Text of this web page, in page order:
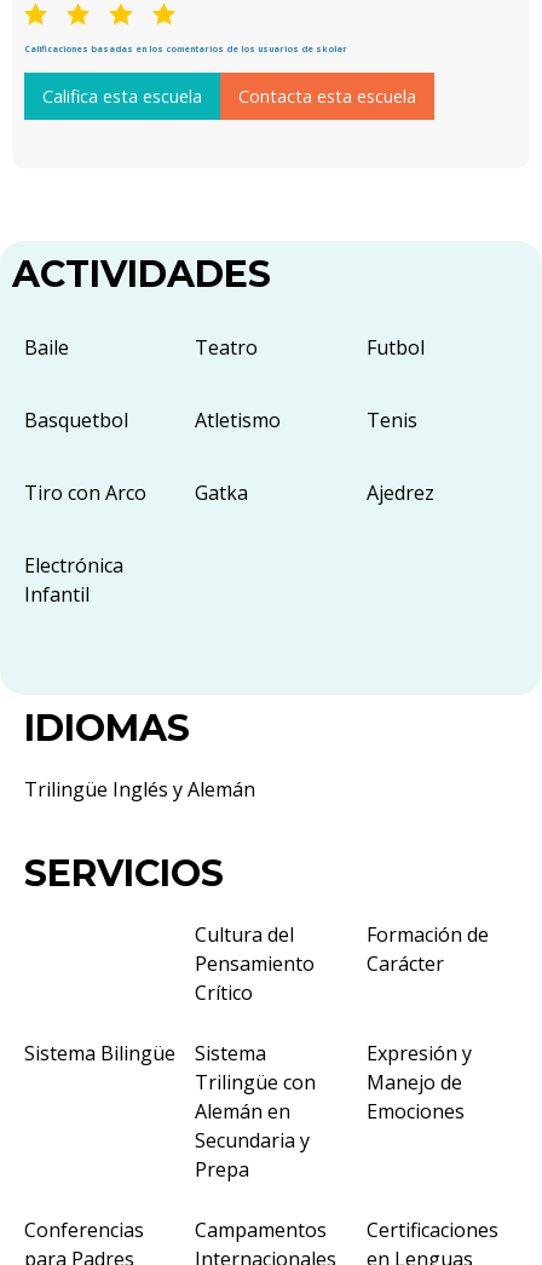
Calificaciones basadas en los comentarios de los usuarios de skolar
Califica esta escuela Contacta esta escuela
ACTIVIDADES
Baile Teatro Futbol
Basquetbol Atletismo Tenis
Tiro con Arco Gatka Ajedrez
Electrónica
Infantil
IDIOMAS
Trilingüe Inglés y Alemán
SERVICIOS
Cultura del
Pensamiento
Crítico
Formación de
Carácter
Sistema Bilingüe
Sistema
Trilingüe con
Alemán en
Secundaria y
Prepa
Expresión y
Manejo de
Emociones
Conferencias
para Padres
Campamentos
Internacionales
Certificaciones
en Lenguas